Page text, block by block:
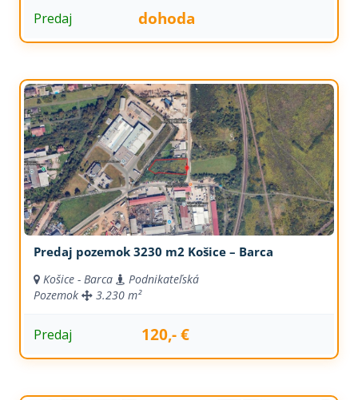
Predaj dohoda
Predaj pozemok 3230 m2 Košice – Barca
Košice - Barca
Podnikateľská
Pozemok
3.230 m²
Predaj 120,- €